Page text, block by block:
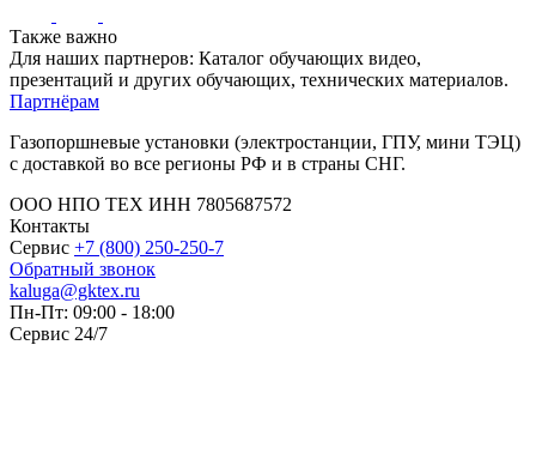
Также важно
Для наших партнеров: Каталог обучающих видео,
презентаций и других обучающих, технических материалов.
Партнёрам
Газопоршневые установки (электростанции, ГПУ, мини ТЭЦ)
с доставкой во все регионы РФ и в страны СНГ.
ООО НПО ТЕХ ИНН 7805687572
Контакты
Сервис +7 (800) 250-250-7
Обратный звонок
kaluga@gktex.ru
Пн-Пт: 09:00 - 18:00
Сервис 24/7